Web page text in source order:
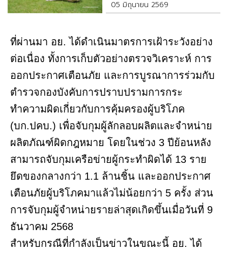
05 มิถุนายน 2569
ที่ผ่านมา อย. ได้ดำเนินมาตรการเฝ้าระวังอย่าง
ต่อเนื่อง ทั้งการเก็บตัวอย่างตรวจวิเคราะห์ การ
ออกประกาศเตือนภัย และการบูรณาการร่วมกับ
ตำรวจกองบังคับการปราบปรามการกระ
ทำความผิดเกี่ยวกับการคุ้มครองผู้บริโภค
(บก.ปคบ.) เพื่อจับกุมผู้ลักลอบผลิตและจำหน่าย
ผลิตภัณฑ์ผิดกฎหมาย โดยในช่วง 3 ปีย้อนหลัง
สามารถจับกุมเครือข่ายผู้กระทำผิดได้ 13 ราย
ยึดของกลางกว่า 1.1 ล้านชิ้น และออกประกาศ
เตือนภัยผู้บริโภคมาแล้วไม่น้อยกว่า 5 ครั้ง ส่วน
การจับกุมผู้จำหน่ายรายล่าสุดเกิดขึ้นเมื่อวันที่ 9
ธันวาคม 2568
สำหรับกรณีที่กำลังเป็นข่าวในขณะนี้ อย. ได้